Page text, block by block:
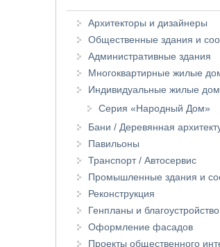
Архитекторы и дизайнеры
Общественные здания и
Административные здания
Многоквартирные жилые
Индивидуальные жилые
Серия «Народный Дом»
Бани / Деревянная
Павильоны
Транспорт / Автосервис
Промышленные здания и
Реконструкция
Генпланы и благоустройство
Оформление фасадов
Проекты общественного